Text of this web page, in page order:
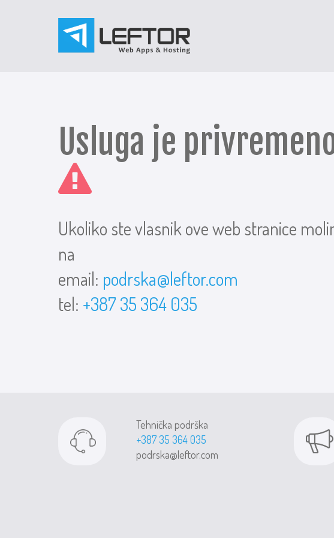
Usluga je
Ukoliko ste vlasnik ove web stranice
na
email: podrska@leftor.com
tel: +387 35 364 035
Tehnička podrška
+387 35 364 035
podrska@leftor.com